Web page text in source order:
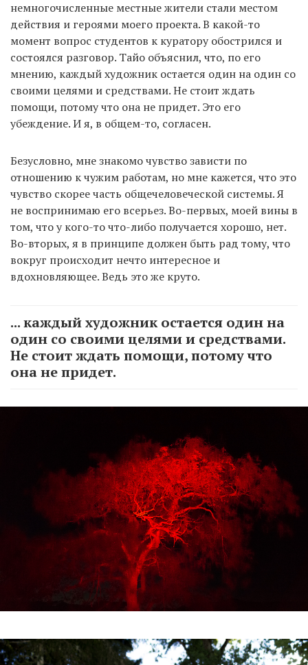
немногочисленные местные жители стали местом
действия и героями моего проекта. В какой-то
момент вопрос студентов к куратору обострился и
состоялся разговор. Тайо объяснил, что, по его
мнению, каждый художник остается один на один со
своими целями и средствами. Не стоит ждать
помощи, потому что она не придет. Это его
убеждение. И я, в общем-то, согласен.
Безусловно, мне знакомо чувство зависти по
отношению к чужим работам, но мне кажется, что это
чувство скорее часть общечеловеческой системы. Я
не воспринимаю его всерьез. Во-первых, моей вины в
том, что у кого-то что-либо получается хорошо, нет.
Во-вторых, я в принципе должен быть рад тому, что
вокруг происходит нечто интересное и
вдохновляющее. Ведь это же круто.
... каждый художник остается один на
один со своими целями и средствами.
Не стоит ждать помощи, потому что
она не придет.